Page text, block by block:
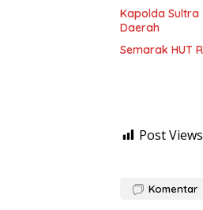
Kapolda Sultra
Daerah
Semarak HUT
Post
Komentar